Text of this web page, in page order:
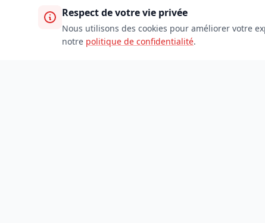
Respect de votre vie privée
Nous utilisons des cookies pour améliorer votre
notre politique de confidentialité.